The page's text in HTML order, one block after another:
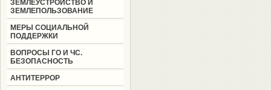
ЗЕМЛЕУСТРОЙСТВО И
ЗЕМЛЕПОЛЬЗОВАНИЕ
МЕРЫ СОЦИАЛЬНОЙ
ПОДДЕРЖКИ
ВОПРОСЫ ГО И ЧС.
БЕЗОПАСНОСТЬ
АНТИТЕРРОР